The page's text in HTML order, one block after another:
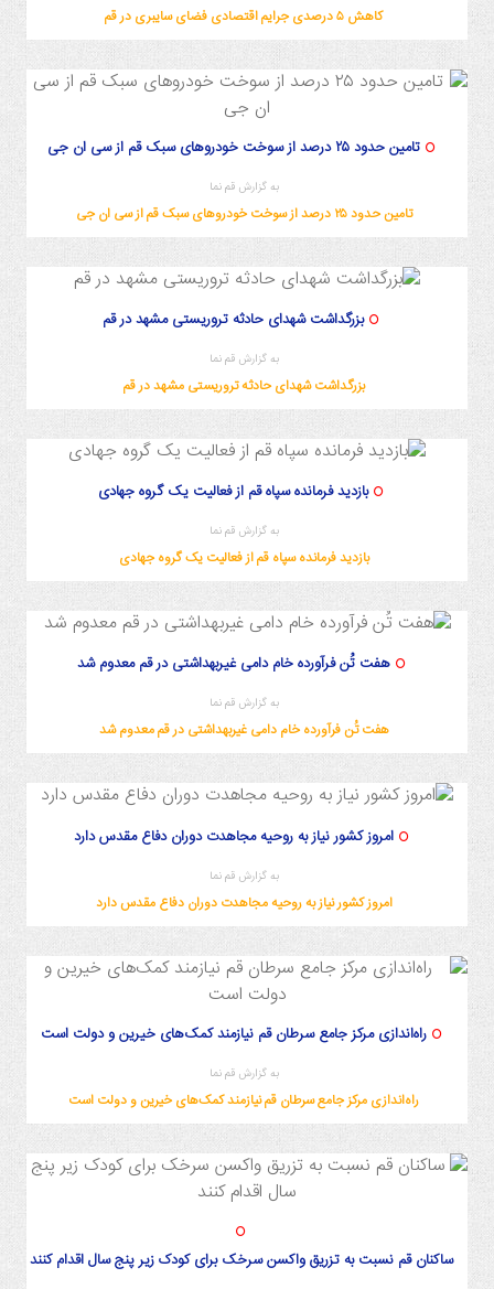
کاهش ۵ درصدی جرایم اقتصادی فضای سایبری در قم
تامین حدود ۲۵ درصد از سوخت خودروهای سبک قم از سی ان جی
به گزارش قم نما
تامین حدود ۲۵ درصد از سوخت خودروهای سبک قم از سی ان جی
بزرگداشت شهدای حادثه تروریستی مشهد در قم
به گزارش قم نما
بزرگداشت شهدای حادثه تروریستی مشهد در قم
بازدید فرمانده سپاه قم از فعالیت یک گروه جهادی
به گزارش قم نما
بازدید فرمانده سپاه قم از فعالیت یک گروه جهادی
هفت تُن فرآورده خام دامی غیربهداشتی در قم معدوم شد
به گزارش قم نما
هفت تُن فرآورده خام دامی غیربهداشتی در قم معدوم شد
امروز کشور نیاز به روحیه مجاهدت دوران دفاع مقدس دارد
به گزارش قم نما
امروز کشور نیاز به روحیه مجاهدت دوران دفاع مقدس دارد
راه‌اندازی مرکز جامع سرطان قم نیازمند کمک‌های خیرین و دولت است
به گزارش قم نما
راه‌اندازی مرکز جامع سرطان قم نیازمند کمک‌های خیرین و دولت است
ساکنان قم نسبت به تزریق واکسن سرخک برای کودک زیر پنج سال اقدام کنند